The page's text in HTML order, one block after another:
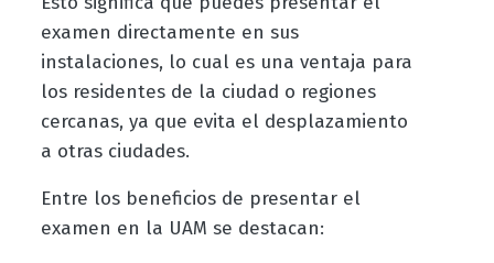
examen directamente en sus
instalaciones, lo cual es una ventaja para
los residentes de la ciudad o regiones
cercanas, ya que evita el desplazamiento
a otras ciudades.
Entre los beneficios de presentar el
examen en la UAM se destacan: